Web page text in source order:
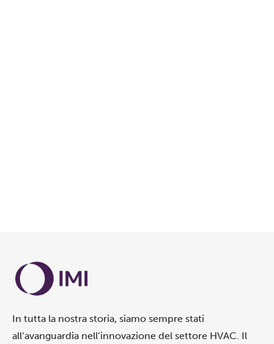
In tutta la nostra storia, siamo sempre stati
all’avanguardia nell’innovazione del settore HVAC. Il